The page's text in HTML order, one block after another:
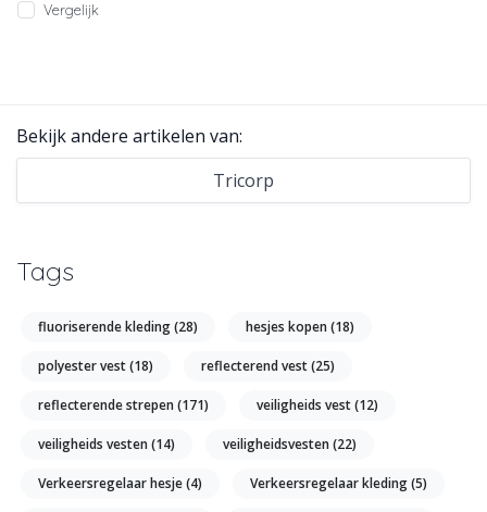
Vergelijk
Bekijk andere artikelen van:
Tricorp
Tags
fluoriserende kleding(28) hesjes kopen(18)
polyester vest(18) reflecterend vest(25)
reflecterende strepen(171) veiligheids vest(12)
veiligheids vesten(14) veiligheidsvesten(22)
Verkeersregelaar hesje(4) Verkeersregelaar kleding(5)